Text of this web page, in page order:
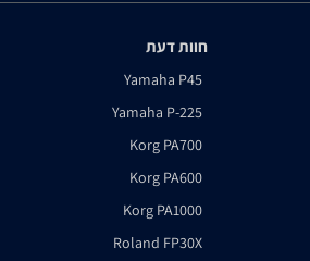
חוות דעת
Yamaha P45
Yamaha P-225
Korg PA700
Korg PA600
Korg PA1000
Roland FP30X